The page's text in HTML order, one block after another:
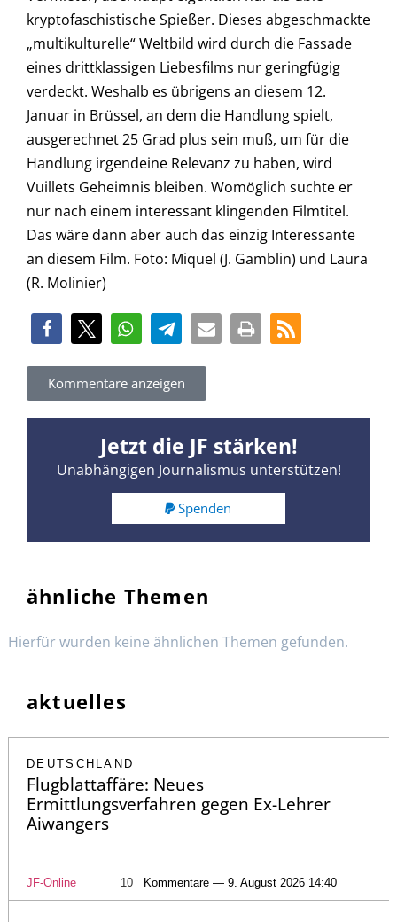
kryptofaschistische Spießer. Dieses abgeschmackte
„multikulturelle“ Weltbild wird durch die Fassade
eines drittklassigen Liebesfilms nur geringfügig
verdeckt. Weshalb es übrigens an diesem 12.
Januar in Brüssel, an dem die Handlung spielt,
ausgerechnet 25 Grad plus sein muß, um für die
Handlung irgendeine Relevanz zu haben, wird
Vuillets Geheimnis bleiben. Womöglich suchte er
nur nach einem interessant klingenden Filmtitel.
Das wäre dann aber auch das einzig Interessante
an diesem Film. Foto: Miquel (J. Gamblin) und Laura
(R. Molinier)
Kommentare anzeigen
Jetzt die JF stärken!
Unabhängigen Journalismus unterstützen!
Spenden
ähnliche Themen
Hierfür wurden keine ähnlichen Themen gefunden.
aktuelles
DEUTSCHLAND
Flugblattaffäre: Neues
Ermittlungsverfahren gegen Ex-Lehrer
Aiwangers
JF-Online 10 Kommentare — 9. August 2026 14:40